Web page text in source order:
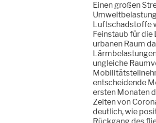
Einen großen
Luftschadstoffe
Feinstaub für
urbanen Raum
ungleiche
entscheidende
ersten Monaten
Zeiten von
deutlich, wie